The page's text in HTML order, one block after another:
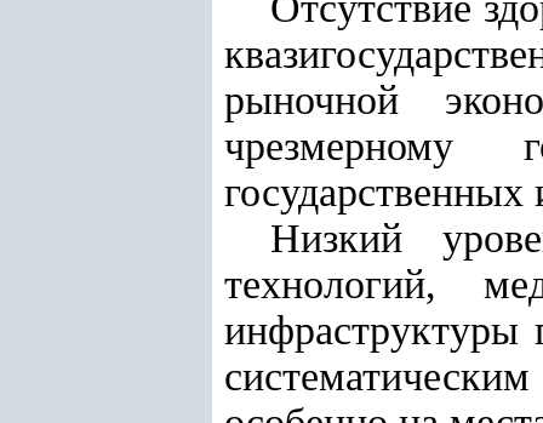
рыночной
чрезмерному
Низкий
технологий,
инфраструктуры